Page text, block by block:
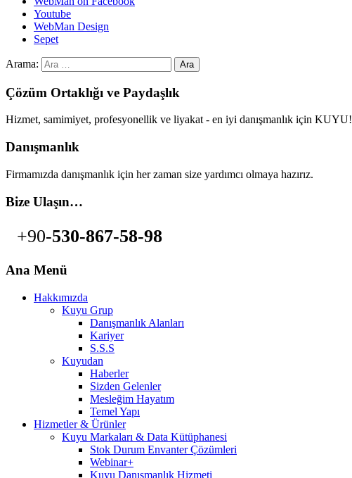
Youtube
WebMan Design
Sepet
Arama:
Çözüm Ortaklığı ve Paydaşlık
Hizmet, samimiyet, profesyonellik ve liyakat - en iyi danışmanlık için KUYU!
Danışmanlık
Firmamızda danışmanlık için her zaman size yardımcı olmaya hazırız.
Bize Ulaşın…
+90-530-867-58-98
Ana Menü
Hakkımızda
Kuyu Grup
Danışmanlık Alanları
Kariyer
S.S.S
Kuyudan
Haberler
Sizden Gelenler
Mesleğim Hayatım
Temel Yapı
Hizmetler & Ürünler
Kuyu Markaları & Data Kütüphanesi
Stok Durum Envanter Çözümleri
Webinar+
Kuyu Danışmanlık Hizmeti